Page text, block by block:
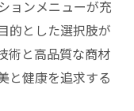
提供する特別な
ン
ョンメニューが充
的とした選択肢が
術と高品質な商材
と健康を追求する